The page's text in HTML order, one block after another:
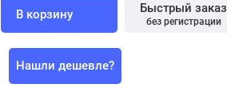
В корзину Быстрый заказ
без регистрации
Нашли дешевле?